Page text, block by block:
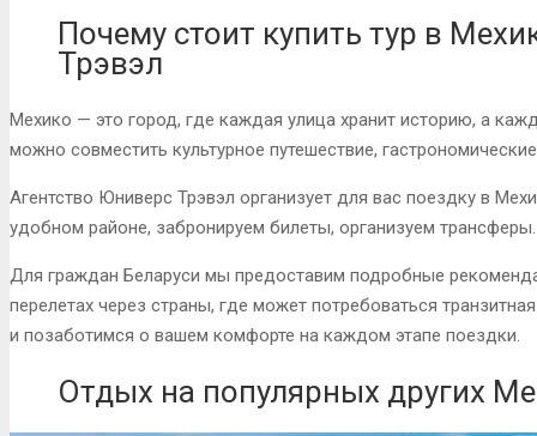
Почему стоит купить тур в
Трэвэл
Мехико — это город, где каждая улица хранит историю, а
можно совместить культурное путешествие,
Агентство Юниверс Трэвэл организует для вас поездку в
удобном районе, забронируем билеты, организуем трансферы.
Для граждан Беларуси мы предоставим подробные
перелетах через страны, где может потребоваться
и позаботимся о вашем комфорте на каждом этапе поездки.
Отдых на популярных других